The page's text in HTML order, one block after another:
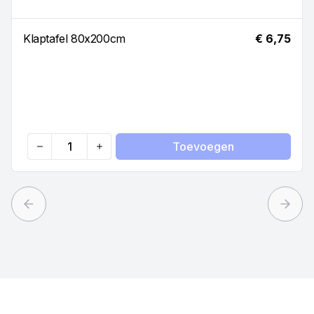
Klaptafel 80x200cm € 6,75
Quantity
Toevoegen
Previous slide Next